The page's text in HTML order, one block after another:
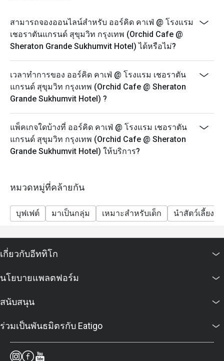
ผู้ใหญ่: 1,900++ บาท ต่อท่าน
เด็ก (อายุ 3 – 12 ปี): 950++ บาท ต่อท่าน
บุฟเฟ่ต์นานาชาติมื้อค่ำ l วันจันทร์ – พฤหัสบดี เวลา
18.00 – 22.30 น.
ผู้ใหญ่: 1,950++ บาท ต่อท่าน
เด็ก (อายุ 3 – 12 ปี): 975++ บาท ต่อท่าน
บุฟเฟ่ต์อาหารทะเลมื้อค่ำแกรนด์ l วันศุกร์ – อาทิตย์ เวลา
18.00 – 22.30 น. ผู้ใหญ่: 2,450++ บาท ต่อท่าน
เด็ก (3 – 12 ปี): 1,225++ บาท ต่อท่าน
(ราคาทั้งหมดเป็นราคาอาหารเท่านั้น)
กับเมนูตามสั่งและราคาเด็ก
Frequently Asked Questions
ถาม: ร้านออร์คิด คาเฟ่เป็นร้านอาหารแบบไหน? เสิร์ฟ
อาหารประเภทใด?
ให้บริการอาหารนานาชาติในรูปแบบ บุฟเฟต์และเมนู
ตามสั่ง (à la carte) มีทั้งอาหารไทย ญี่ปุ่น ตะวันตก ซีฟู้ด
ซูชิ ซาชิมิ เนื้อย่างระดับพรีเมียม และของหวานหลาก
ถาม: ร้านเปิดให้บริการเวลาไหนบ้าง?
ตอบ: ร้านเปิดให้บริการทุกวันตั้งแต่ 06.00 – 22.30 น.
ในช่วงวันหยุดสุดสัปดาห์
สามารถจองออนไลน์สำหรับ ออร์คิด คาเฟ่ @ โรงแรม
เชอราตันแกรนด์ สุขุมวิท กรุงเทพ (Orchid Cafe @
Sheraton Grande Sukhumvit Hotel) ได้หรือไม่?
เวลาทำการของ ออร์คิด คาเฟ่ @ โรงแรม เชอราตัน
แกรนด์ สุขุมวิท กรุงเทพ (Orchid Cafe @ Sheraton
Grande Sukhumvit Hotel) ?
แพ็คเกจใดบ้างที่ ออร์คิด คาเฟ่ @ โรงแรม เชอราตัน
แกรนด์ สุขุมวิท กรุงเทพ (Orchid Cafe @ Sheraton
Grande Sukhumvit Hotel) ให้บริการ?
หมวดหมู่ที่คล้ายกัน
บุฟเฟต์ มาเป็นกลุ่ม เหมาะสำหรับเด็ก นำสัตว์เลี้ยงเ
เกี่ยวกับอีททิโก
นโยบายแพลตฟอร์ม
สนับสนุน
ร่วมเป็นพันธมิตรกับ Eatigo